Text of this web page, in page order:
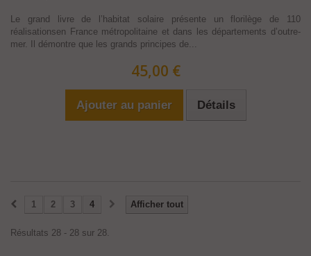
Le grand livre de l’habitat solaire présente un florilège de 110
réalisationsen France métropolitaine et dans les départements d’outre-
mer. Il démontre que les grands principes de...
45,00 €
Ajouter au panier Détails
Afficher tout
1 2 3 4
Résultats 28 - 28 sur 28.